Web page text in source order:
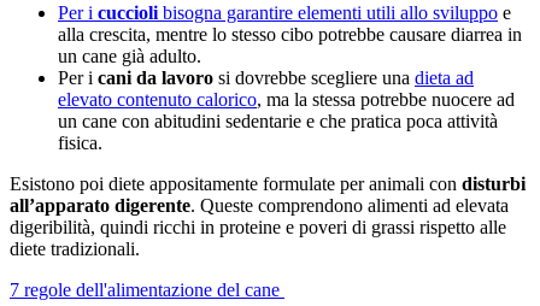
Per i cuccioli bisogna garantire elementi utili allo sviluppo e
alla crescita, mentre lo stesso cibo potrebbe causare diarrea in
un cane già adulto.
Per i cani da lavoro si dovrebbe scegliere una dieta ad
elevato contenuto calorico, ma la stessa potrebbe nuocere ad
un cane con abitudini sedentarie e che pratica poca attività
fisica.
Esistono poi diete appositamente formulate per animali con disturbi
all’apparato digerente. Queste comprendono alimenti ad elevata
digeribilità, quindi ricchi in proteine e poveri di grassi rispetto alle
diete tradizionali.
7 regole dell'alimentazione del cane